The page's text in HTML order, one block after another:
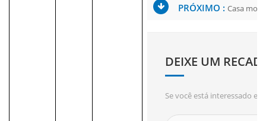
PRÓXIMO : Casa
DEIXE UM
Se você está interessado